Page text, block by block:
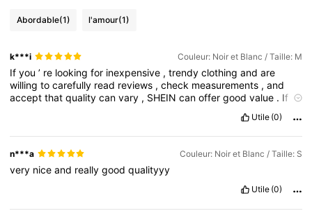
Abordable(1) l'amour(1)
k***i Couleur: Noir et Blanc / Taille: M
Ifyou’ re lookingfor inexpensive ,trendyclothingandare
willingtocarefully read reviews ,check measurements ,and
acceptthatqualitycanvary , SHEINcanoffergoodvalue . If
retailers.
Utile (0)
n***a Couleur: Noir et Blanc / Taille: S
very niceand reallygoodqualityyy
Utile (0)